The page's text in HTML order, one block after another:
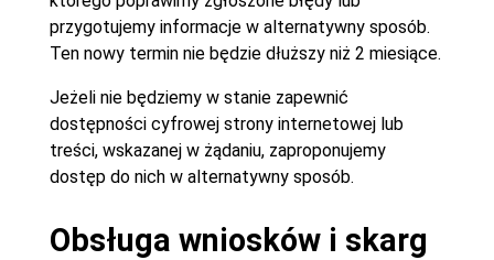
przygotujemy informacje w alternatywny sposób.
Ten nowy termin nie będzie dłuższy niż 2 miesiące.
Jeżeli nie będziemy w stanie zapewnić
dostępności cyfrowej strony internetowej lub
treści, wskazanej w żądaniu, zaproponujemy
dostęp do nich w alternatywny sposób.
Obsługa wniosków i skarg